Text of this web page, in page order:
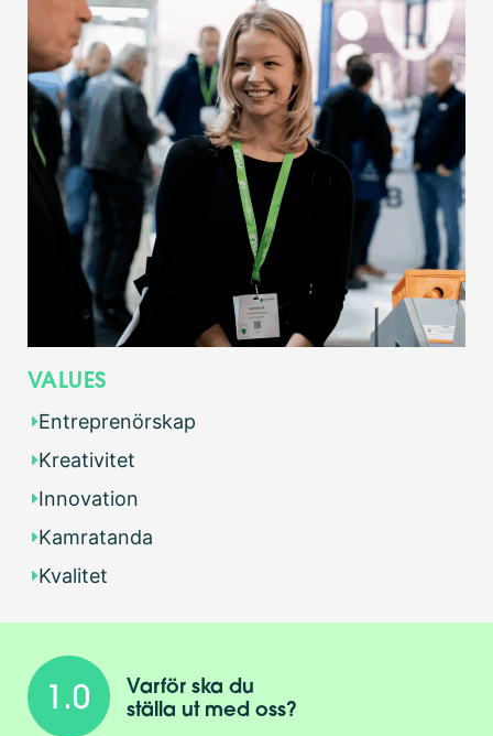
VALUES
Entreprenörskap
Kreativitet
Innovation
Kamratanda
Kvalitet
Varför ska du
ställa ut med oss?